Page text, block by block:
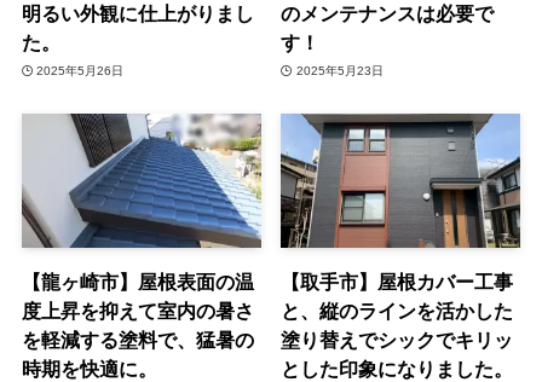
明るい外観に仕上がりまし
た。
2025年5月26日
のメンテナンスは必要で
す！
2025年5月23日
【龍ヶ崎市】屋根表面の温
度上昇を抑えて室内の暑さ
を軽減する塗料で、猛暑の
時期を快適に。
【取手市】屋根カバー工事
と、縦のラインを活かした
塗り替えでシックでキリッ
とした印象になりました。